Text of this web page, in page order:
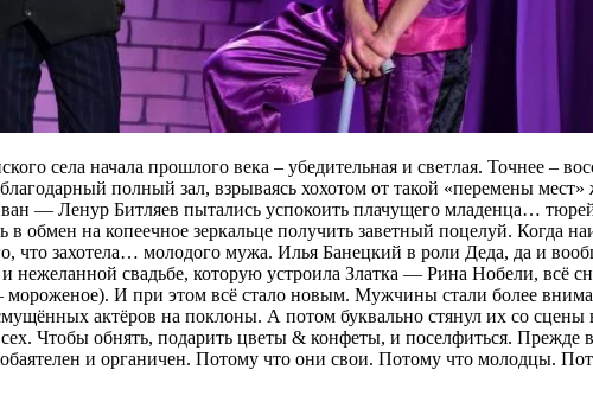
села начала прошлого века – убедительная и светлая. Точнее
полный зал, взрываясь хохотом от такой «перемены
— Ленур Битляев пытались успокоить плачущего младенца…
в обмен на копеечное зеркальце получить заветный поцелуй. Когда
что захотела… молодого мужа. Илья Банецкий в роли Деда, да и
нежеланной свадьбе, которую устроила Златка — Рина Нобели,
мороженое). И при этом всё стало новым. Мужчины стали более
актёров на поклоны. А потом буквально стянул их со
Чтобы обнять, подарить цветы & конфеты, и поселфиться. Прежде
и органичен. Потому что они свои. Потому что молодцы.